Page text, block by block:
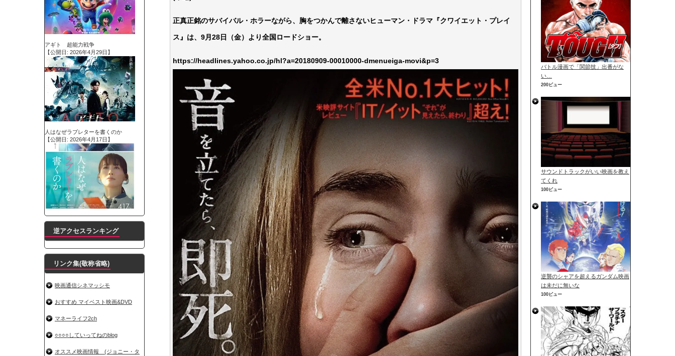
正真正銘のサバイバル・ホラーながら、胸をつかんで離さないヒューマン・ドラマ『クワイエット・プレイ
ス』は、9月28日（金）より全国ロードショー。
https://headlines.yahoo.co.jp/hl?a=20180909-00010000-dmenueiga-movi&p=3
アギト 超能力戦争
【公開日: 2026年4月29日】
人はなぜラブレターを書くのか
【公開日: 2026年4月17日】
逆アクセスランキング
リンク集(敬称省略)
映画通信シネマッシモ
おすすめ マイベスト映画&DVD
マネーライフ2ch
○○○○していってねのblog
オススメ映画情報 (ジョニー・タ
バトル漫画で「関節技」出番がな
い…
200ビュー
サウンドトラックがいい映画を教え
てくれ
100ビュー
逆襲のシャアを超えるガンダム映画
は未だに無いな
100ビュー